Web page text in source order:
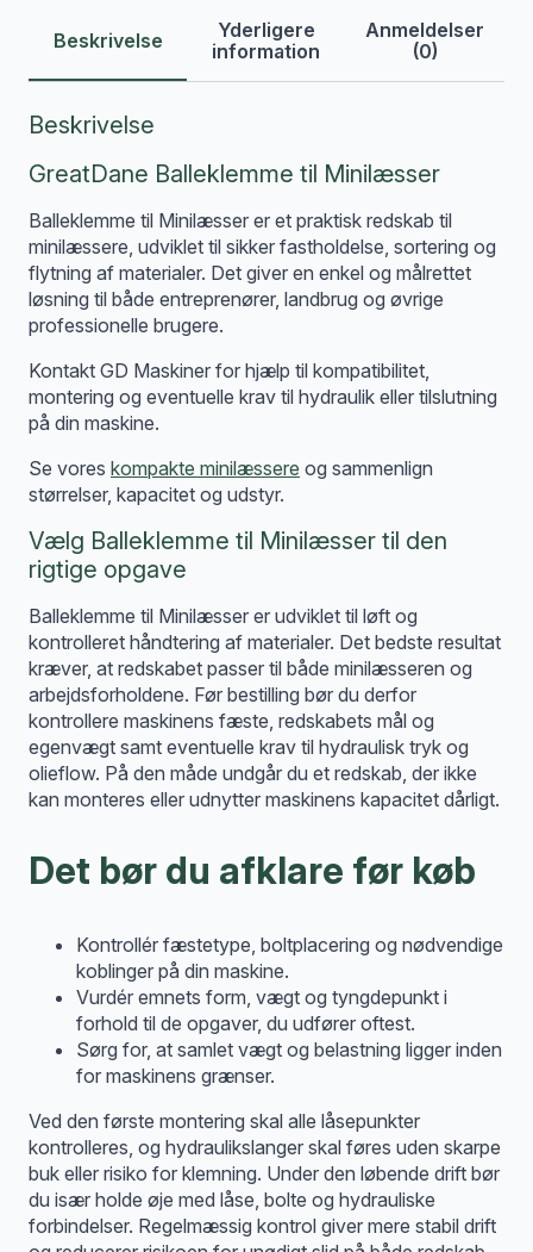
Beskrivelse
Yderligere
information
Anmeldelser
(0)
Beskrivelse
GreatDane Balleklemme til Minilæsser
Balleklemme til Minilæsser er et praktisk redskab til
minilæssere, udviklet til sikker fastholdelse, sortering og
flytning af materialer. Det giver en enkel og målrettet
løsning til både entreprenører, landbrug og øvrige
professionelle brugere.
Kontakt GD Maskiner for hjælp til kompatibilitet,
montering og eventuelle krav til hydraulik eller tilslutning
på din maskine.
Se vores kompakte minilæssere og sammenlign
størrelser, kapacitet og udstyr.
Vælg Balleklemme til Minilæsser til den
rigtige opgave
Balleklemme til Minilæsser er udviklet til løft og
kontrolleret håndtering af materialer. Det bedste resultat
kræver, at redskabet passer til både minilæsseren og
arbejdsforholdene. Før bestilling bør du derfor
kontrollere maskinens fæste, redskabets mål og
egenvægt samt eventuelle krav til hydraulisk tryk og
olieflow. På den måde undgår du et redskab, der ikke
kan monteres eller udnytter maskinens kapacitet dårligt.
Det bør du afklare før køb
Kontrollér fæstetype, boltplacering og nødvendige
koblinger på din maskine.
Vurdér emnets form, vægt og tyngdepunkt i
forhold til de opgaver, du udfører oftest.
Sørg for, at samlet vægt og belastning ligger inden
for maskinens grænser.
Ved den første montering skal alle låsepunkter
kontrolleres, og hydraulikslanger skal føres uden skarpe
buk eller risiko for klemning. Under den løbende drift bør
du især holde øje med låse, bolte og hydrauliske
forbindelser. Regelmæssig kontrol giver mere stabil drift